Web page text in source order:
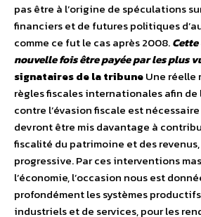
pas être à l’origine de spéculations
financiers et de futures politiques
comme ce fut le cas après 2008.
nouvelle fois être payée par les plus
signataires de la tribuneUne réelle
règles fiscales internationales afin
contre l’évasion fiscale est
devront être mis davantage à
fiscalité du patrimoine et des
progressive. Par ces interventions
l’économie, l’occasion nous est
profondément les systèmes
industriels et de services, pour les